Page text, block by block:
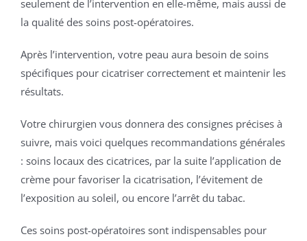
seulement de l’intervention en elle-même, mais aussi de
la qualité des soins post-opératoires.
Après l’intervention, votre peau aura besoin de soins
spécifiques pour cicatriser correctement et maintenir les
résultats.
Votre chirurgien vous donnera des consignes précises à
suivre, mais voici quelques recommandations générales
: soins locaux des cicatrices, par la suite l’application de
crème pour favoriser la cicatrisation, l’évitement de
l’exposition au soleil, ou encore l’arrêt du tabac.
Ces soins post-opératoires sont indispensables pour